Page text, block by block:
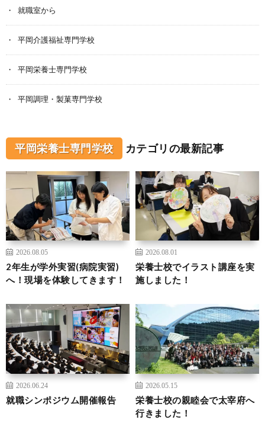
就職室から
平岡介護福祉専門学校
平岡栄養士専門学校
平岡調理・製菓専門学校
平岡栄養士専門学校 カテゴリの最新記事
2026.08.05
2年生が学外実習(病院実習)
へ！現場を体験してきます！
2026.08.01
栄養士校でイラスト講座を実
施しました！
2026.06.24
就職シンポジウム開催報告
2026.05.15
栄養士校の親睦会で太宰府へ
行きました！